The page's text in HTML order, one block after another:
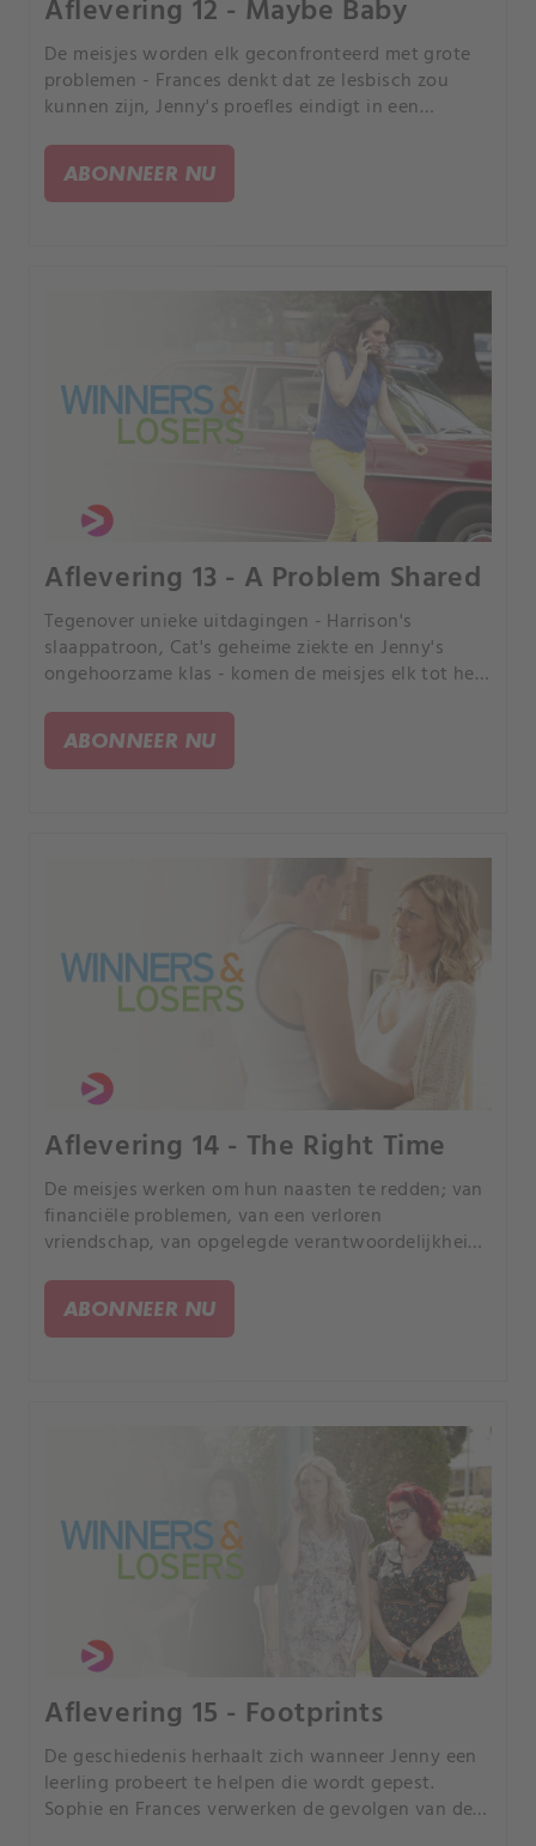
Aflevering 12 - Maybe Baby
De meisjes worden elk geconfronteerd met grote
problemen - Frances denkt dat ze lesbisch zou
kunnen zijn, Jenny's proefles eindigt in een
Sophie blijft achter met de baby.
ABONNEER NU
Aflevering 13 - A Problem Shared
Tegenover unieke uitdagingen - Harrison's
slaappatroon, Cat's geheime ziekte en Jenny's
ongehoorzame klas - komen de meisjes elk tot het
probleem is.
ABONNEER NU
Aflevering 14 - The Right Time
De meisjes werken om hun naasten te redden; van
financiële problemen, van een verloren
vriendschap, van opgelegde verantwoordelijkheid
veranderen.
ABONNEER NU
Aflevering 15 - Footprints
De geschiedenis herhaalt zich wanneer Jenny een
leerling probeert te helpen die wordt gepest.
Sophie en Frances verwerken de gevolgen van de